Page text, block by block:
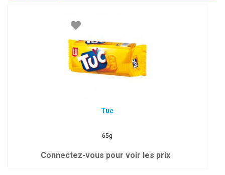
Tuc
65g
Connectez-vous pour voir les prix